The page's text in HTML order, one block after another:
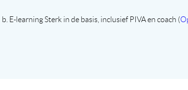
b. E-learning Sterk in de basis, inclusief PIVA en coach (